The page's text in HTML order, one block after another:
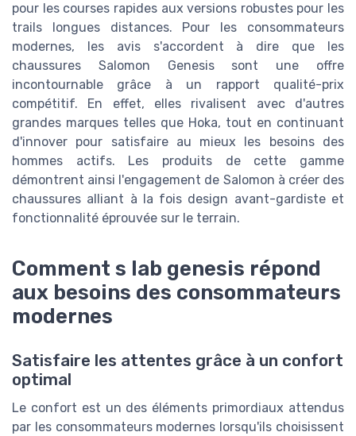
pour les courses rapides aux versions robustes pour les
trails longues distances. Pour les consommateurs
modernes, les avis s'accordent à dire que les
chaussures Salomon Genesis sont une offre
incontournable grâce à un rapport qualité-prix
compétitif. En effet, elles rivalisent avec d'autres
grandes marques telles que Hoka, tout en continuant
d'innover pour satisfaire au mieux les besoins des
hommes actifs. Les produits de cette gamme
démontrent ainsi l'engagement de Salomon à créer des
chaussures alliant à la fois design avant-gardiste et
fonctionnalité éprouvée sur le terrain.
Comment s lab genesis répond
aux besoins des consommateurs
modernes
Satisfaire les attentes grâce à un confort
optimal
Le confort est un des éléments primordiaux attendus
par les consommateurs modernes lorsqu'ils choisissent